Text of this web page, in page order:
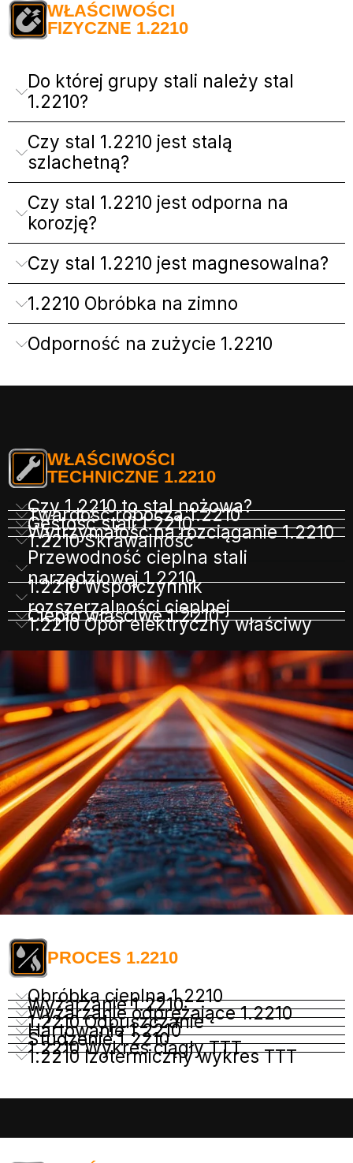
WŁAŚCIWOŚCI
FIZYCZNE 1.2210
Do której grupy stali należy stal
1.2210?
Czy stal 1.2210 jest stalą
szlachetną?
Czy stal 1.2210 jest odporna na
korozję?
Czy stal 1.2210 jest magnesowalna?
1.2210 Obróbka na zimno
Odporność na zużycie 1.2210
WŁAŚCIWOŚCI
TECHNICZNE 1.2210
Czy 1.2210 to stal nożowa?
Twardość robocza 1.2210
Gęstość stali 1.2210
Wytrzymałość na rozciąganie 1.2210
1.2210 Skrawalność
Przewodność cieplna stali
narzędziowej 1.2210
1.2210 Współczynnik
rozszerzalności cieplnej
Ciepło właściwe 1.2210
1.2210 Opór elektryczny właściwy
PROCES 1.2210
Obróbka cieplna 1.2210
Wyżarzanie 1.2210
Wyżarzanie odprężające 1.2210
1.2210 Odpuszczanie
Hartowanie 1.2210
Studzenie 1.2210
1.2210 Wykres ciągły TTT
1.2210 Izotermiczny wykres TTT